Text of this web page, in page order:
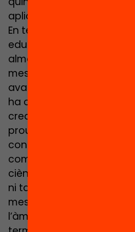
apliquem.
En tercer lloc, hi ha
educatius pels quals la
almenys encara, amb
mesura adequats que
avaluar el seu grau
ha objectius educatius,
creativitat o la
prou feines tenim una
consensuada que ens
comparacions efectives.
ciència no podrà oferir
ni tan sols per aquells
mesurables. Les
l’àmbit educatiu s’han